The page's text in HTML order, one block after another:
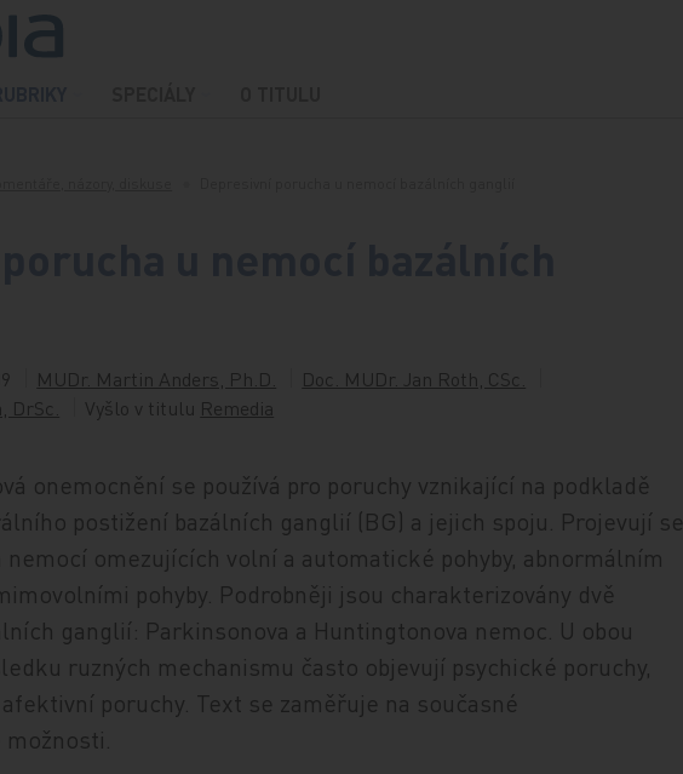
MUDr. Martin Anders, Ph.D.
Doc. MUDr. Jan Roth, CSc.
DrSc.
Vyšlo v titulu Remedia
onemocnění se používá pro poruchy vznikající na podkladě
postižení bazálních ganglií (BG) a jejich spoju. Projevují se
omezujících volní a automatické pohyby, abnormálním
pohyby. Podrobněji jsou charakterizovány dvě
ganglií: Parkinsonova a Huntingtonova nemoc. U obou
ruzných mechanismu často objevují psychické poruchy,
poruchy. Text se zaměřuje na současné